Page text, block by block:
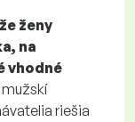
ženy
na
vhodné
riešia